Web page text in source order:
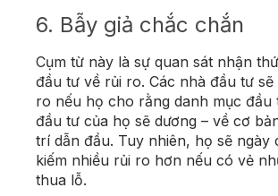
6. Bẫy giả chắc chắn
Cụm từ này là sự quan sát nhận
đầu tư về rủi ro. Các nhà đầu tư
ro nếu họ cho rằng danh mục đầu
đầu tư của họ sẽ dương – về cơ
trí dẫn đầu. Tuy nhiên, họ sẽ ngày
kiếm nhiều rủi ro hơn nếu có vẻ
thua lỗ.